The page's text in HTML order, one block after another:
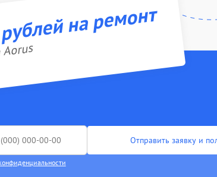
на ремонт
Отправить заявку и